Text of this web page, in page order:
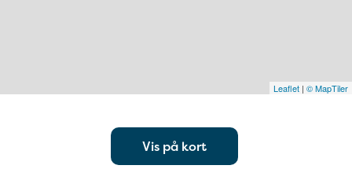
Leaflet | © MapTiler
Vis på kort